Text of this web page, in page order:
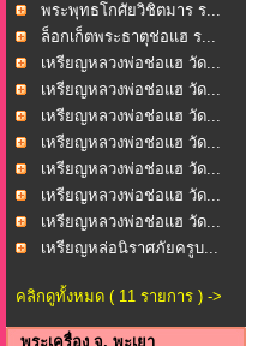
พระพุทธโกศัยวิชิตมาร ร...
ล็อกเก็ตพระธาตุช่อแฮ ร...
เหรียญหลวงพ่อช่อแฮ วัด...
เหรียญหลวงพ่อช่อแฮ วัด...
เหรียญหลวงพ่อช่อแฮ วัด...
เหรียญหลวงพ่อช่อแฮ วัด...
เหรียญหลวงพ่อช่อแฮ วัด...
เหรียญหลวงพ่อช่อแฮ วัด...
เหรียญหลวงพ่อช่อแฮ วัด...
เหรียญหล่อนิราศภัยครูบ...
คลิกดูทั้งหมด ( 11 รายการ ) ->
พระเครื่อง จ. พะเยา